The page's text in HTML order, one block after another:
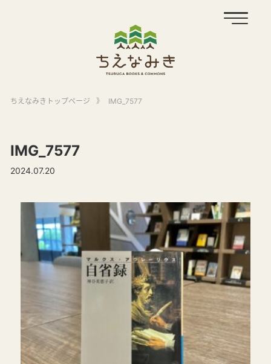
ちえなみきトップページ 》 IMG_7577
IMG_7577
2024.07.20